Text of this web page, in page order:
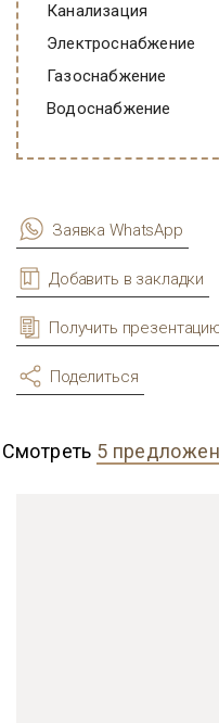
Канализация
Электроснабжение
Газоснабжение
Водоснабжение
Заявка WhatsApp
Добавить в закладки
Получить
Поделиться
Смотреть 5